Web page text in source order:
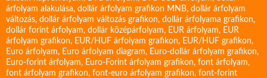
árfolyam alakulása, dollár árfolyam grafikon MNB, dollár árfolyam
változás, dollár árfolyam változás grafikon, dollár árfolyama grafikon,
dollár forint árfolyam, dollár középárfolyam, EUR árfolyam, EUR
árfolyam grafikon, EUR/HUF árfolyam grafikon, EUR/HUF grafikon,
Euro árfolyam, Euro árfolyam diagram, Euro-dollár árfolyam grafikon,
Euro-forint árfolyam, Euro-Forint árfolyam grafikon, font árfolyam,
font árfolyam grafikon, font-euro árfolyam grafikon, font-forint